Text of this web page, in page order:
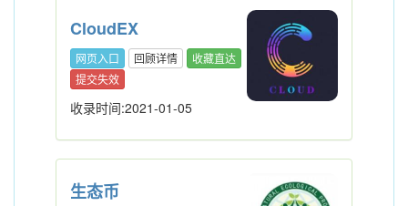
CloudEX
网页入口 回顾详情
收藏直达
提交失效
收录时间:2021-01-05
生态币